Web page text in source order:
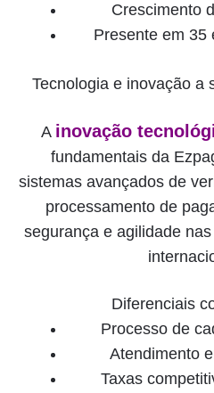
Crescimento
Presente em 35
Tecnologia e inovação a
A inovação
fundamentais da
sistemas avançados de
processamento de
segurança e agilidade
Diferenciais
Processo de
Atendimento
Taxas